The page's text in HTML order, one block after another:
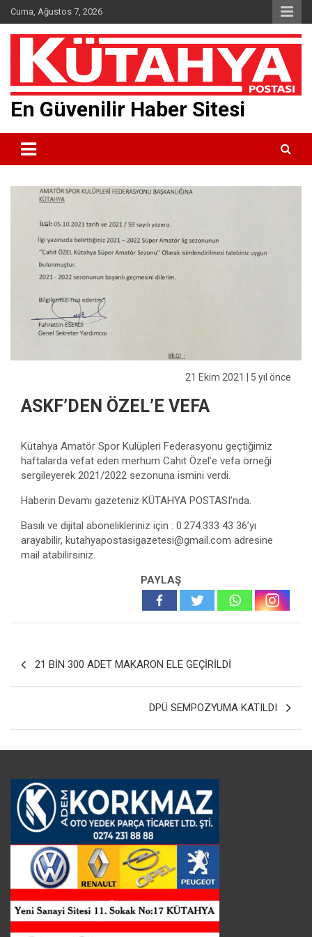
Skip
to
content
Cuma, Ağustos 7, 2026
En Güvenilir Haber Sitesi
21 Ekim 2021 | 5 yıl önce
ASKF’DEN ÖZEL’E VEFA
Kütahya Amatör Spor Kulüpleri Federasyonu geçtiğimiz
haftalarda vefat eden merhum Cahit Özel’e vefa örneği
sergileyerek 2021/2022 sezonuna ismini verdi.
Haberin Devamı gazeteniz KÜTAHYA POSTASI’nda.
Basılı ve dijital abonelikleriniz için : 0.274.333 43 36’yı
arayabilir, kutahyapostasigazetesi@gmail.com adresine
mail atabilirsiniz.
PAYLAŞ
21 BİN 300 ADET MAKARON ELE GEÇİRİLDİ
DPÜ SEMPOZYUMA KATILDI